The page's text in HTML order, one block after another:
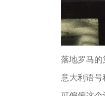
落地罗马
意大利语号